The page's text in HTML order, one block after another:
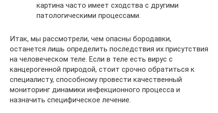
картина часто имеет сходства с другими
патологическими процессами.
Итак, мы рассмотрели, чем опасны бородавки,
останется лишь определить последствия их присутствия
на человеческом теле. Если в теле есть вирус с
канцерогенной природой, стоит срочно обратиться к
специалисту, способному провести качественный
мониторинг динамики инфекционного процесса и
назначить специфическое лечение.